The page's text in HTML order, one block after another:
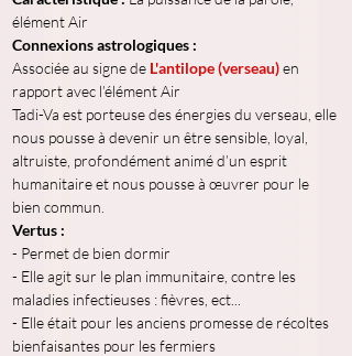
élément Air
Connexions astrologiques :
Associée au signe de L'antilope (verseau) en
rapport avec l’élément Air
Tadi-Va est porteuse des énergies du verseau, elle
nous pousse à devenir un être sensible, loyal,
altruiste, profondément animé d’un esprit
humanitaire et nous pousse à œuvrer pour le
bien commun.
Vertus :
- Permet de bien dormir
- Elle agit sur le plan immunitaire, contre les
maladies infectieuses : fièvres, ect...
- Elle était pour les anciens promesse de récoltes
bienfaisantes pour les fermiers